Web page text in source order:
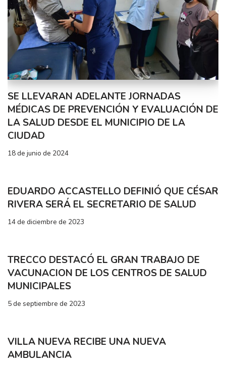
SE LLEVARAN ADELANTE JORNADAS
MÉDICAS DE PREVENCIÓN Y EVALUACIÓN DE
LA SALUD DESDE EL MUNICIPIO DE LA
CIUDAD
18 de junio de 2024
EDUARDO ACCASTELLO DEFINIÓ QUE CÉSAR
RIVERA SERÁ EL SECRETARIO DE SALUD
14 de diciembre de 2023
TRECCO DESTACÓ EL GRAN TRABAJO DE
VACUNACION DE LOS CENTROS DE SALUD
MUNICIPALES
5 de septiembre de 2023
VILLA NUEVA RECIBE UNA NUEVA
AMBULANCIA